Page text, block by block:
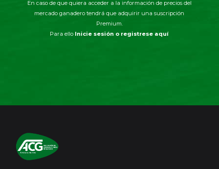
En caso de que quiera acceder a la información de precios del
mercado ganadero tendrá que adquirir una suscripción
Premium.
Para ello Inicie sesión o registrese aquí